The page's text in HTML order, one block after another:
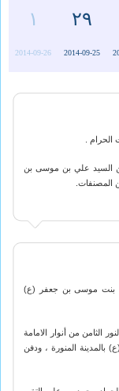
٢٩
2014-09-25
١
2014-09-26
.
السيد علي بن موسى بن
المصنفات.
بنت موسى بن جعفر (ع)
انبزغ النور الثامن من أنوار الامامة
أبو الحسن علي بن موسى الرضا عليه السلام ، ولد (ع) بالمدينة المنورة ‎، ودفن